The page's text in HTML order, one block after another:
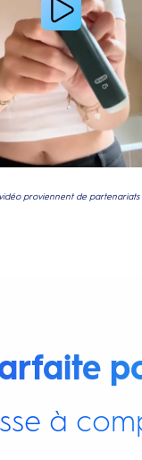
proviennent de partenariats
à